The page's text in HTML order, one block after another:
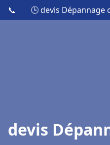
📞 🕒 devis Dépannage
devis